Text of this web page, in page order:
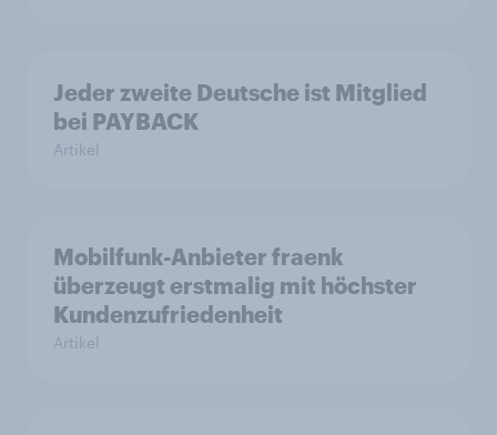
Jeder zweite Deutsche ist Mitglied
bei PAYBACK
Artikel
Mobilfunk-Anbieter fraenk
überzeugt erstmalig mit höchster
Kundenzufriedenheit
Artikel